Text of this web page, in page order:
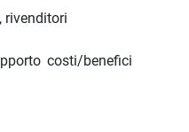
rivenditori
costi/benefici